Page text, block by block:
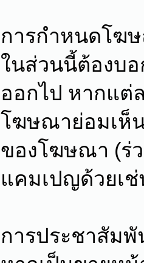
การกำหนดโฆ
ในส่วนนี้ต้องบ
ออกไป หากแต่
โฆษณาย่อมเห็
ของโฆษณา (ร่
แคมเปญด้วยเ
การประชาสัมพั